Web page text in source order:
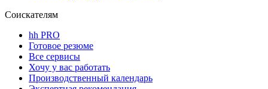
Соискателям
hh PRO
Готовое резюме
Все сервисы
Хочу у вас работать
Производственный календарь